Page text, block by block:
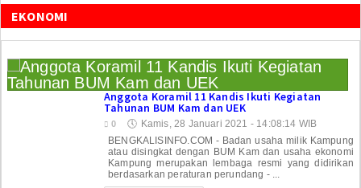
EKONOMI
Anggota Koramil 11 Kandis Ikuti Kegiatan
Tahunan BUM Kam dan UEK
0 🕔 Kamis, 28 Januari 2021 - 14:08:14 WIB
BENGKALISINFO.COM - Badan usaha milik Kampung
atau disingkat dengan BUM Kam dan usaha ekonomi
Kampung merupakan lembaga resmi yang didirikan
berdasarkan peraturan perundang - ...